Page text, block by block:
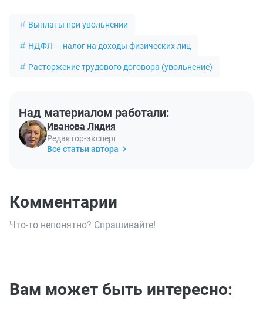
Выплаты при увольнении
НДФЛ — налог на доходы физических лиц
Расторжение трудового договора (увольнение)
Над материалом работали:
Иванова Лидия
Редактор-эксперт
Все статьи автора
Комментарии
Что-то непонятно? Спрашивайте!
Вам может быть интересно: